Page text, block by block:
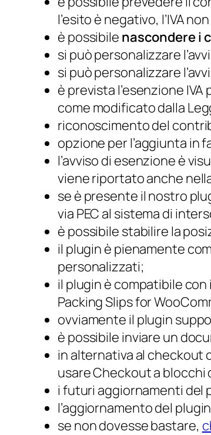
l’esito è negativo, l’IVA
è possibile nascondere i
si può personalizzare
si può personalizzare
è prevista l’esenzione
come modificato dalla
riconoscimento del
opzione per l’aggiunta in
l’avviso di esenzione è
viene riportato anche
se è presente il nostro
via PEC al sistema di
è possibile stabilire la
il plugin è pienamente
personalizzati;
il plugin è compatibile
Packing Slips for
ovviamente il plugin
è possibile inviare un
in alternativa al checkout
usare Checkout a blocchi
i futuri aggiornamenti del
l’aggiornamento del
se non dovesse bastare,